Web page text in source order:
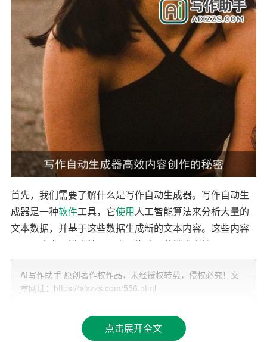
首先，我们需要了解什么是写作自动生成器。写作自动生
成器是一种软件工具，它使用人工智能算法来分析大量的
文本数据，并基于这些数据生成新的文本内容。这些内容
可以是文章、博客帖子、产品描述、营销文案等。
写作自动生成器的出现彻底改变了内容创作的方式。在过
去，创作者需要手动进行研究和写作，这不仅耗时而且容
自动生成器可以在几秒钟内生成高质量的内容。
AI写作助手 原创著作权作品，未经授权转载，侵权必究！文
章网址：https://aixzzs.com/556.html
点击展开全文